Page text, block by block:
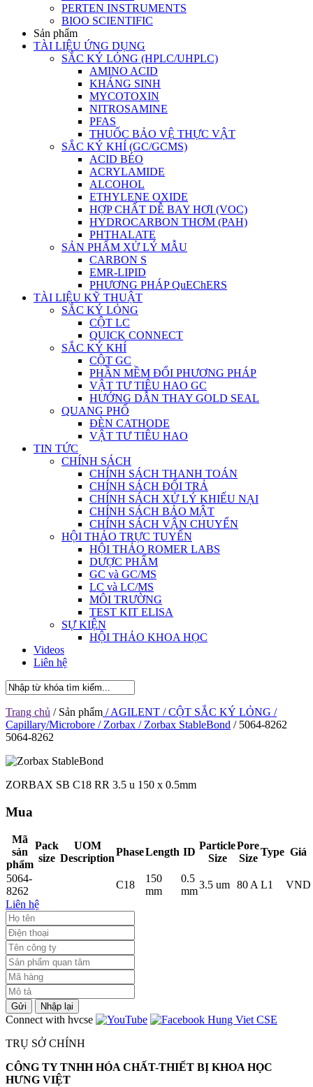
PERTEN INSTRUMENTS
BIOO SCIENTIFIC
Sản phẩm
TÀI LIỆU ỨNG DỤNG
SẮC KÝ LỎNG (HPLC/UHPLC)
AMINO ACID
KHÁNG SINH
MYCOTOXIN
NITROSAMINE
PFAS
THUỐC BẢO VỆ THỰC VẬT
SẮC KÝ KHÍ (GC/GCMS)
ACID BÉO
ACRYLAMIDE
ALCOHOL
ETHYLENE OXIDE
HỢP CHẤT DỄ BAY HƠI (VOC)
HYDROCARBON THƠM (PAH)
PHTHALATE
SẢN PHẨM XỬ LÝ MẪU
CARBON S
EMR-LIPID
PHƯƠNG PHÁP QuEChERS
TÀI LIỆU KỸ THUẬT
SẮC KÝ LỎNG
CỘT LC
QUICK CONNECT
SẮC KÝ KHÍ
CỘT GC
PHẦN MỀM ĐỔI PHƯƠNG PHÁP
VẬT TƯ TIÊU HAO GC
HƯỚNG DẪN THAY GOLD SEAL
QUANG PHỔ
ĐÈN CATHODE
VẬT TƯ TIÊU HAO
TIN TỨC
CHÍNH SÁCH
CHÍNH SÁCH THANH TOÁN
CHÍNH SÁCH ĐỔI TRẢ
CHÍNH SÁCH XỬ LÝ KHIẾU NẠI
CHÍNH SÁCH BẢO MẬT
CHÍNH SÁCH VẬN CHUYỂN
HỘI THẢO TRỰC TUYẾN
HỘI THẢO ROMER LABS
DƯỢC PHẨM
GC và GC/MS
LC và LC/MS
MÔI TRƯỜNG
TEST KIT ELISA
SỰ KIỆN
HỘI THẢO KHOA HỌC
Videos
Liên hệ
Trang chủ / Sản phẩm / AGILENT / CỘT SẮC KÝ LỎNG /
Capillary/Microbore / Zorbax / Zorbax StableBond / 5064-8262
5064-8262
ZORBAX SB C18 RR 3.5 u 150 x 0.5mm
Mua
Mã
sản
phẩm
Pack
size
UOM
Description
PhaseLength ID
Particle
Size
Pore
Size
Type Giá
5064-
8262
C18
150
mm
0.5
mm
3.5 um 80 AL1
VND
Liên hệ
Gửi Nhập lại
Connect with hvcse
TRỤ SỞ CHÍNH
CÔNG TY TNHH HÓA CHẤT-THIẾT BỊ KHOA HỌC
HƯNG VIỆT